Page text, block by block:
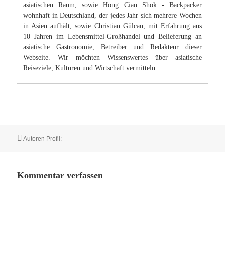
asiatischen Raum, sowie Hong Cian Shok - Backpacker
wohnhaft in Deutschland, der jedes Jahr sich mehrere Wochen
in Asien aufhält, sowie Christian Gülcan, mit Erfahrung aus
10 Jahren im Lebensmittel-Großhandel und Belieferung an
asiatische Gastronomie, Betreiber und Redakteur dieser
Webseite. Wir möchten Wissenswertes über asiatische
Reiseziele, Kulturen und Wirtschaft vermitteln.
Autor
Autoren Profil:
Kommentar verfassen